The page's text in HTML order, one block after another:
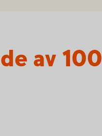
av 100